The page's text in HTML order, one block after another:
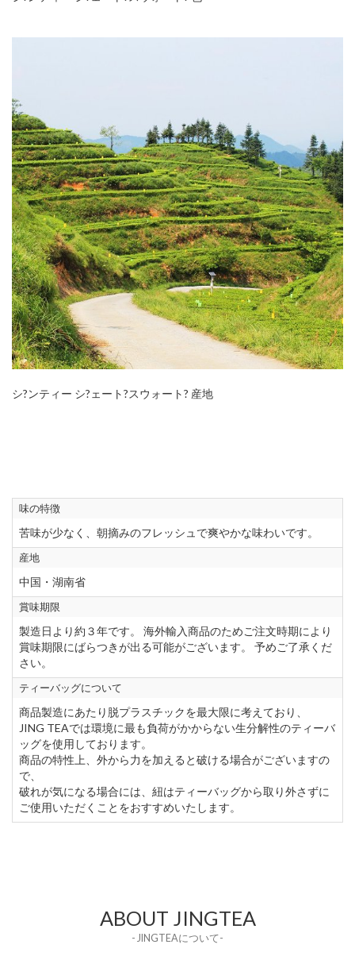
シ?ンティー シ?ェート?スウォート? 産地
味の特徴
苦味が少なく、朝摘みのフレッシュで爽やかな味わいです。
産地
中国・湖南省
賞味期限
製造日より約３年です。 海外輸入商品のためご注文時期により
賞味期限にばらつきが出る可能がございます。 予めご了承くだ
さい。
ティーバッグについて
商品製造にあたり脱プラスチックを最大限に考えており、
JING TEAでは環境に最も負荷がかからない生分解性のティーバ
ッグを使用しております。
商品の特性上、外から力を加えると破ける場合がございますの
で、
破れが気になる場合には、紐はティーバッグから取り外さずに
ご使用いただくことをおすすめいたします。
ABOUT JINGTEA
- JINGTEAについて-